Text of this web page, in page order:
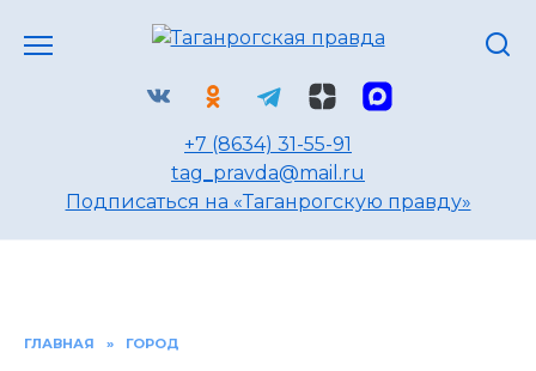
+7 (8634) 31-55-91
tag_pravda@mail.ru
Подписаться на «Таганрогскую правду»
ГЛАВНАЯ » ГОРОД